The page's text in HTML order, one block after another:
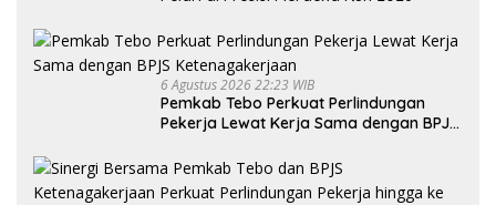
6 Agustus 2026 22:23 WIB
Pemkab Tebo Perkuat Perlindungan
Pekerja Lewat Kerja Sama dengan BPJS